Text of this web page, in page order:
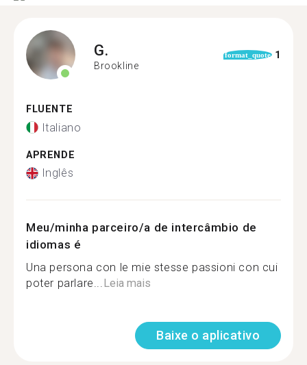
G.
Brookline
format_quote 1
FLUENTE
Italiano
APRENDE
Inglês
Meu/minha parceiro/a de intercâmbio de
idiomas é
Una persona con le mie stesse passioni con cui
poter parlare...Leia mais
Baixe o aplicativo